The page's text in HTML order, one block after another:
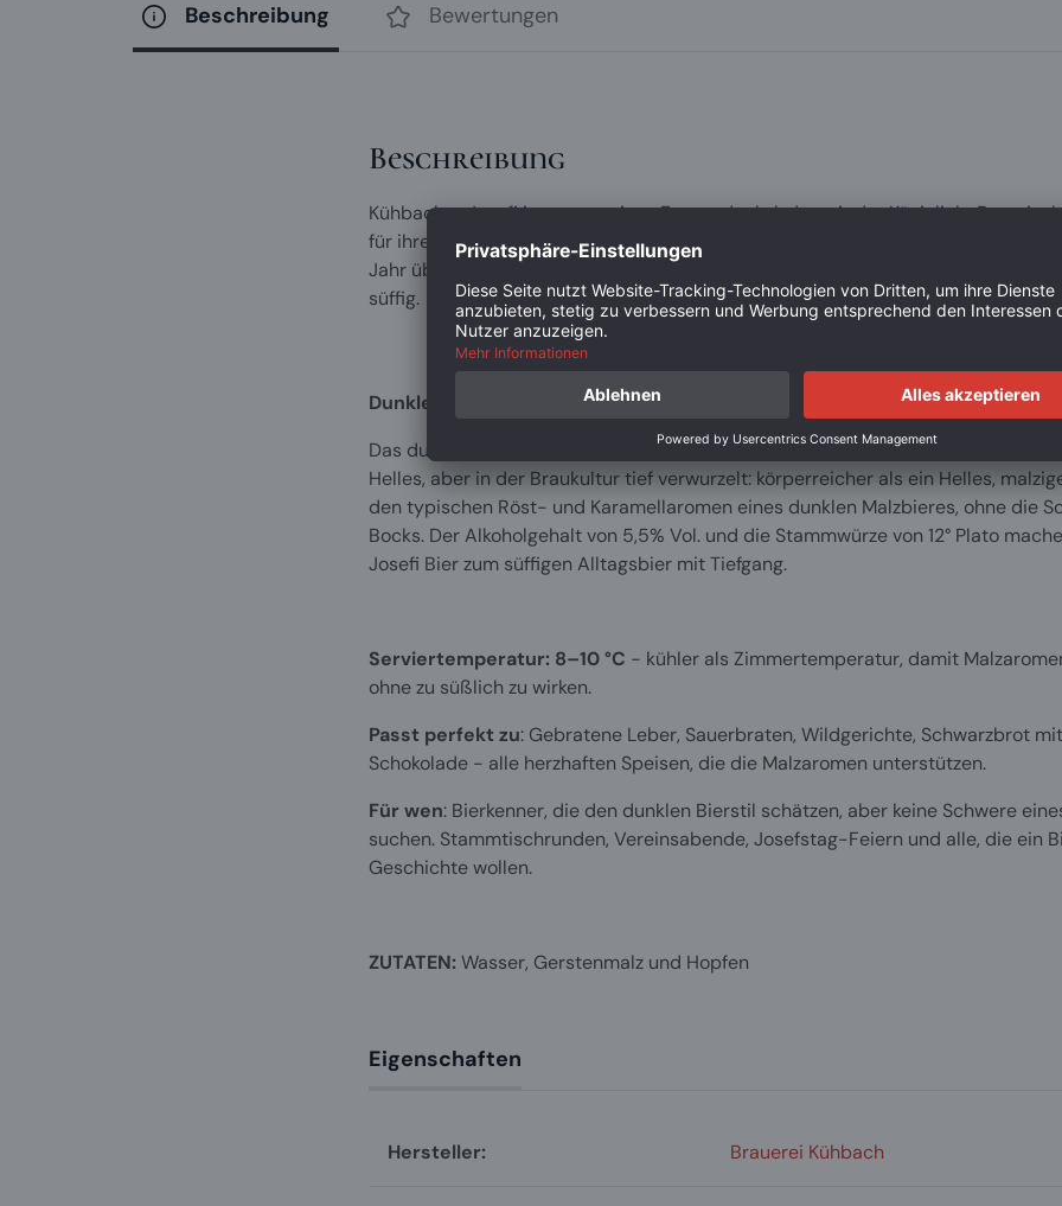
ohne zu
Passt
Für wen
schätzen,
suchen.
Beschreibung Bewertungen
Beschreibung
Kühbacher Josefi ist unser uriges Export dunkel, das wir der Königlich-
für ihre Parteitage gewidmet haben. Heute kann man es nicht nur am Josefitag,
Jahr über genießen. Bei 5,5 Vol. % ist es tief malzig im Aroma, aber nicht süß
süffig.
Dunkles Export — Was ist das eigentlich?
Das dunkle Export ist einer der unterschätzten Bierstile Bayerns. Weniger
Helles, aber in der Braukultur tief verwurzelt: körperreicher als ein Helles,
den typischen Röst- und Karamellaromen eines dunklen Malzbieres, ohne die
Bocks. Der Alkoholgehalt von 5,5% Vol. und die Stammwürze von 12° Plato
Josefi Bier zum süffigen Alltagsbier mit Tiefgang.
Serviertemperatur: 8–10 °C - kühler als Zimmertemperatur, damit
ohne zu süßlich zu wirken.
Passt perfekt zu: Gebratene Leber, Sauerbraten, Wildgerichte, Schwarzbrot
Schokolade - alle herzhaften Speisen, die die Malzaromen unterstützen.
Für wen: Bierkenner, die den dunklen Bierstil schätzen, aber keine Schwere
suchen. Stammtischrunden, Vereinsabende, Josefstag-Feiern und alle, die ein
Geschichte wollen.
ZUTATEN: Wasser, Gerstenmalz und Hopfen
Eigenschaften
Hersteller: Brauerei Kühbach